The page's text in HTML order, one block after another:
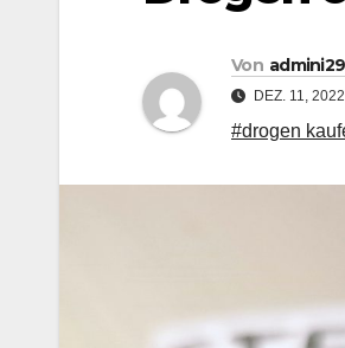
Von admini29
DEZ. 11, 2022
#drogen